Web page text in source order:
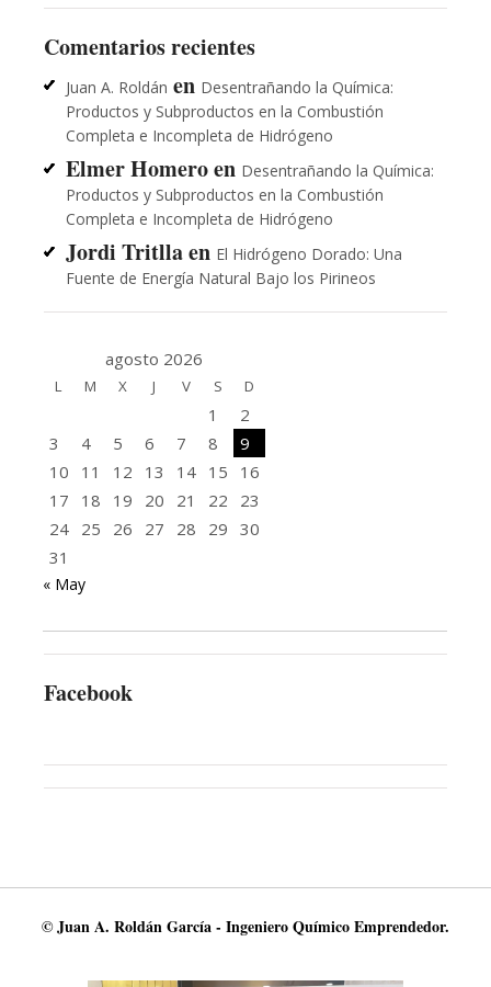
Comentarios recientes
Juan A. Roldán en Desentrañando la Química:
Productos y Subproductos en la Combustión
Completa e Incompleta de Hidrógeno
Elmer Homeroen Desentrañando la Química:
Productos y Subproductos en la Combustión
Completa e Incompleta de Hidrógeno
Jordi Tritllaen El Hidrógeno Dorado: Una
Fuente de Energía Natural Bajo los Pirineos
agosto 2026
L M X J V S D
1
2
3
4 5 6 7 8
9
10
11 12 13 14 15
16
17
18 19 20 21 22
23
24 25 26 27 28 29 30
31
« May
Facebook
© Juan A. Roldán García - Ingeniero Químico Emprendedor.